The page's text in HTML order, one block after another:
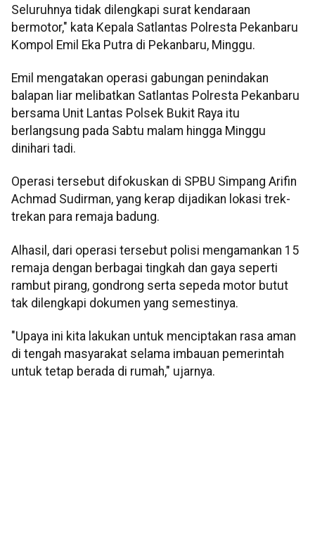
Seluruhnya tidak dilengkapi surat kendaraan
bermotor," kata Kepala Satlantas Polresta Pekanbaru
Kompol Emil Eka Putra di Pekanbaru, Minggu.
Emil mengatakan operasi gabungan penindakan
balapan liar melibatkan Satlantas Polresta Pekanbaru
bersama Unit Lantas Polsek Bukit Raya itu
berlangsung pada Sabtu malam hingga Minggu
dinihari tadi.
Operasi tersebut difokuskan di SPBU Simpang Arifin
Achmad Sudirman, yang kerap dijadikan lokasi trek-
trekan para remaja badung.
Alhasil, dari operasi tersebut polisi mengamankan 15
remaja dengan berbagai tingkah dan gaya seperti
rambut pirang, gondrong serta sepeda motor butut
tak dilengkapi dokumen yang semestinya.
"Upaya ini kita lakukan untuk menciptakan rasa aman
di tengah masyarakat selama imbauan pemerintah
untuk tetap berada di rumah," ujarnya.